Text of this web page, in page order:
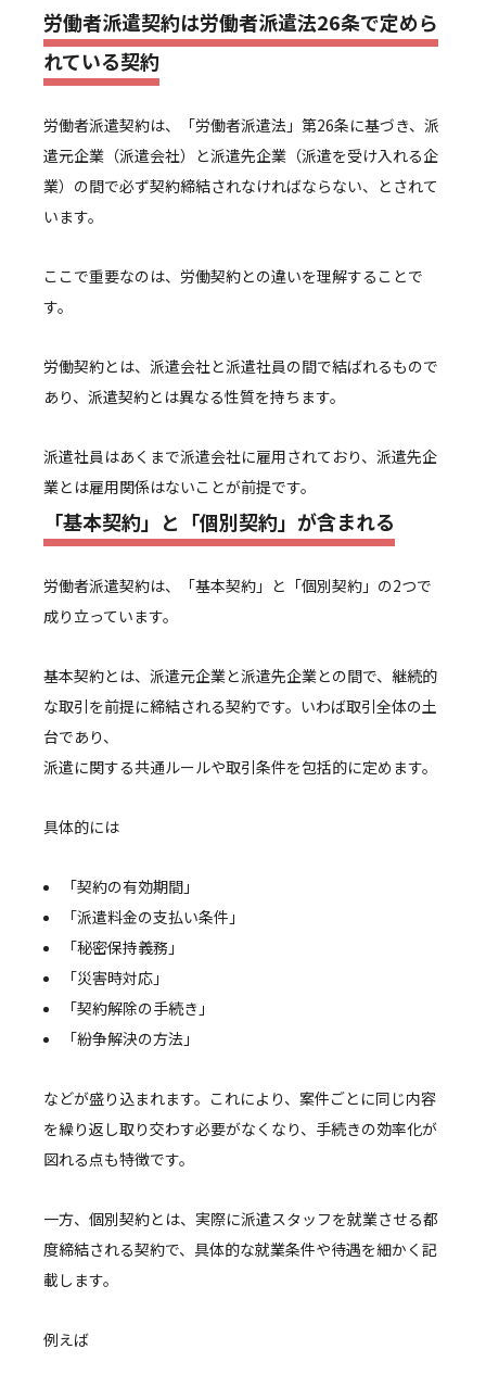
労働者派遣契約は労働者派遣法26条で定めら
れている契約
労働者派遣契約は、「労働者派遣法」第26条に基づき、派
遣元企業（派遣会社）と派遣先企業（派遣を受け入れる企
業）の間で必ず契約締結されなければならない、とされて
います。
ここで重要なのは、労働契約との違いを理解することで
す。
労働契約とは、派遣会社と派遣社員の間で結ばれるもので
あり、派遣契約とは異なる性質を持ちます。
派遣社員はあくまで派遣会社に雇用されており、派遣先企
業とは雇用関係はないことが前提です。
「基本契約」と「個別契約」が含まれる
労働者派遣契約は、「基本契約」と「個別契約」の2つで
成り立っています。
基本契約とは、派遣元企業と派遣先企業との間で、継続的
な取引を前提に締結される契約です。いわば取引全体の土
台であり、
派遣に関する共通ルールや取引条件を包括的に定めます。
具体的には
「契約の有効期間」
「派遣料金の支払い条件」
「秘密保持義務」
「災害時対応」
「契約解除の手続き」
「紛争解決の方法」
などが盛り込まれます。これにより、案件ごとに同じ内容
を繰り返し取り交わす必要がなくなり、手続きの効率化が
図れる点も特徴です。
一方、個別契約とは、実際に派遣スタッフを就業させる都
度締結される契約で、具体的な就業条件や待遇を細かく記
載します。
例えば